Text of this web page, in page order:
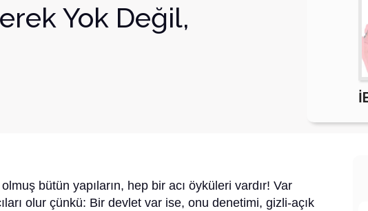
Yok Değil,
bütün yapıların, hep bir acı öyküleri vardır! Var
olur çünkü: Bir devlet var ise, onu denetimi, gizli-açık